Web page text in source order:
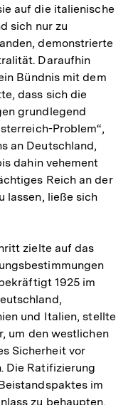
auf die italienische
sich nur zu
demonstrierte
Daraufhin
Bündnis mit dem
dass sich die
grundlegend
Problem“,
an Deutschland,
dahin vehement
Reich an der
lassen, ließe sich
zielte auf das
1925 im
und Italien, stellte
um den westlichen
Sicherheit vor
Die Ratifizierung
im
zu behaupten,